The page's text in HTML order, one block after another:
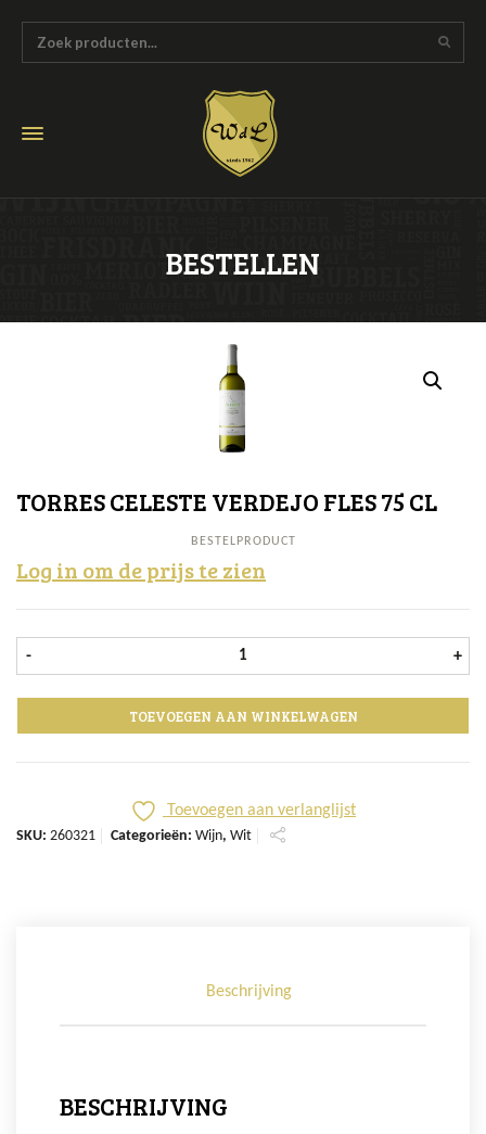
BESTELLEN
TORRES CELESTE VERDEJO FLES 75 CL
BESTELPRODUCT
Log in om de prijs te zien
- Torres Celeste Verdejo fles 75 cl+
TOEVOEGEN AAN WINKELWAGEN
Toevoegen aan verlanglijst
SKU: 260321 Categorieën: Wijn, Wit
Beschrijving
BESCHRIJVING